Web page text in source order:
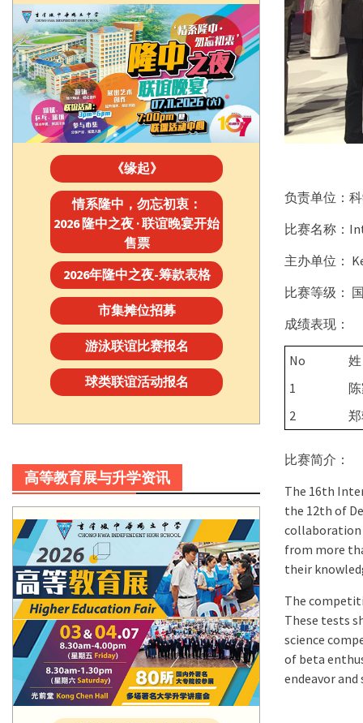
负责单位：
比赛名称：
主办单位：
比赛等级：
成绩表现：
No
1
2
比赛简介：
The 16th
the 12th of
collaboration
from more
their
The
These tests
science
of beta
endeavor
《缘起》
情系隆中，勿忘初衷：
2026 隆中之夜 · 联谊晚宴开始
售票
2026年隆中之夜-筹款表格
市集摊位招募
游泳联谊比赛报名
球类联谊活动报名
高等教育展与升学资讯